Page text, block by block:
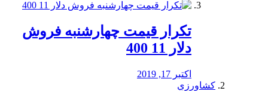
تکرار قیمت چهارشنبه فروش
دلار 11 400
اکتبر 17, 2019
کشاورزی